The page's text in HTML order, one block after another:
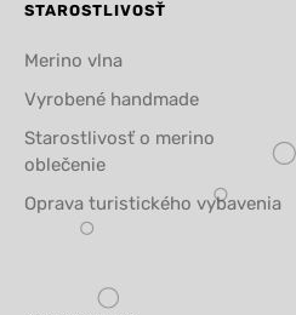
STAROSTLIVOSŤ
Merino vlna
Vyrobené handmade
Starostlivosť o merino
oblečenie
Oprava turistického vybavenia